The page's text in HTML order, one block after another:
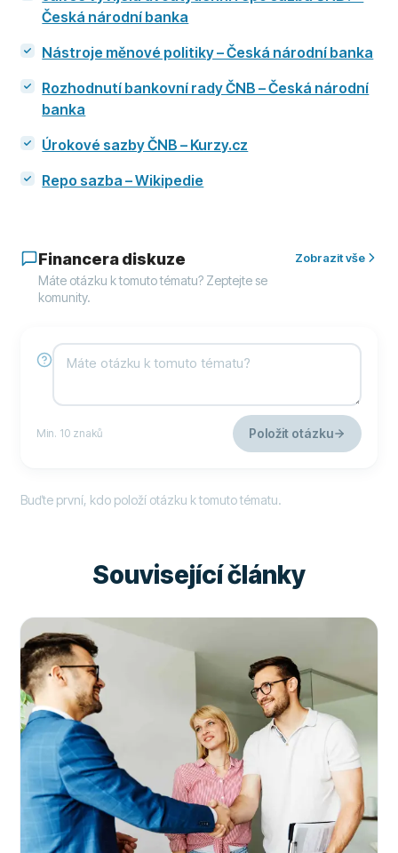
Česká národní banka
Nástroje měnové politiky – Česká národní banka
Rozhodnutí bankovní rady ČNB – Česká národní
banka
Úrokové sazby ČNB – Kurzy.cz
Repo sazba – Wikipedie
Financera diskuze
Máte otázku k tomuto tématu? Zeptejte se
komunity.
Zobrazit vše
Min. 10 znaků Položit otázku
Buďte první, kdo položí otázku k tomuto tématu.
Související články